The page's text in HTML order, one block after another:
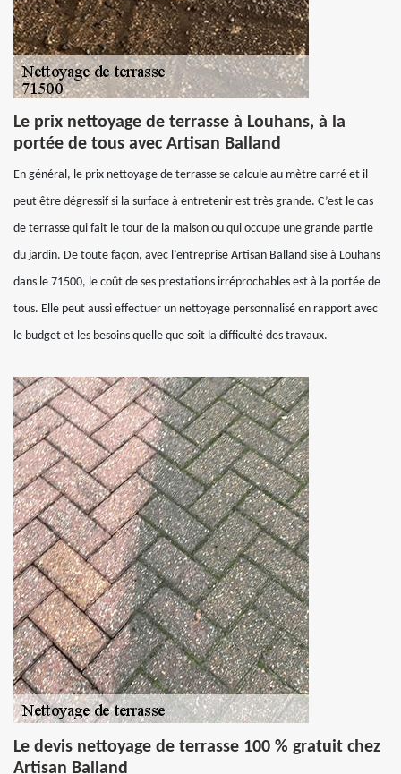
Le prix nettoyage de terrasse à Louhans, à la
portée de tous avec Artisan Balland
En général, le prix nettoyage de terrasse se calcule au mètre carré et il
peut être dégressif si la surface à entretenir est très grande. C’est le cas
de terrasse qui fait le tour de la maison ou qui occupe une grande partie
du jardin. De toute façon, avec l’entreprise Artisan Balland sise à Louhans
dans le 71500, le coût de ses prestations irréprochables est à la portée de
tous. Elle peut aussi effectuer un nettoyage personnalisé en rapport avec
le budget et les besoins quelle que soit la difficulté des travaux.
Le devis nettoyage de terrasse 100 % gratuit chez
Artisan Balland